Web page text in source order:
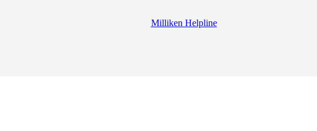
Milliken Helpline